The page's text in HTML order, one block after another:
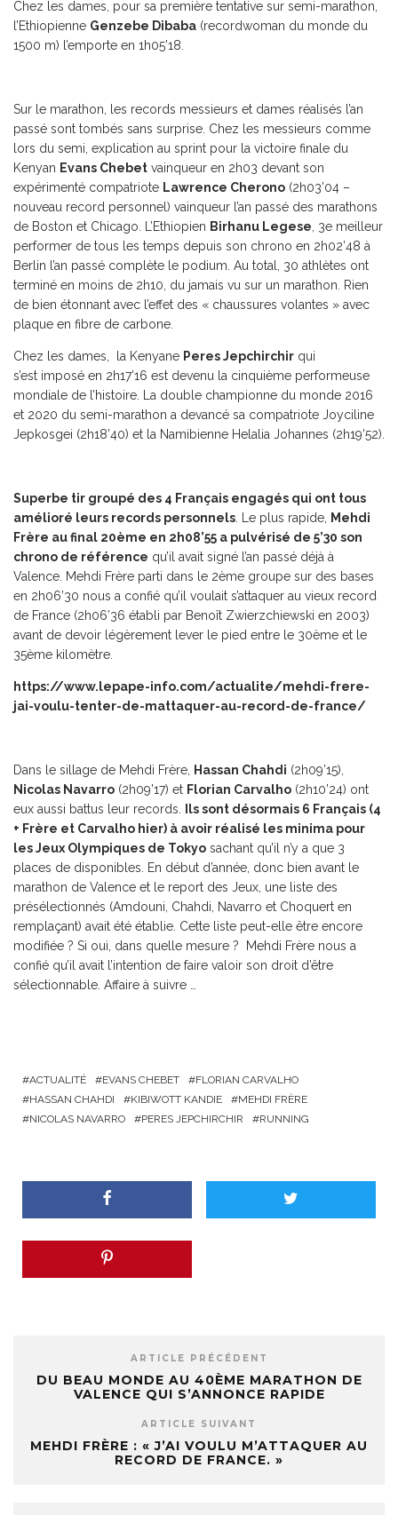
Chez les dames, pour sa première tentative sur semi-marathon,
l’Ethiopienne Genzebe Dibaba (recordwoman du monde du
1500 m) l’emporte en 1h05’18.
Sur le marathon, les records messieurs et dames réalisés l’an
passé sont tombés sans surprise. Chez les messieurs comme
lors du semi, explication au sprint pour la victoire finale du
Kenyan Evans Chebet vainqueur en 2h03 devant son
expérimenté compatriote Lawrence Cherono (2h03’04 –
nouveau record personnel) vainqueur l’an passé des marathons
de Boston et Chicago. L’Ethiopien Birhanu Legese , 3e meilleur
performer de tous les temps depuis son chrono en 2h02’48 à
Berlin l’an passé complète le podium. Au total, 30 athlètes ont
terminé en moins de 2h10, du jamais vu sur un marathon. Rien
de bien étonnant avec l’effet des « chaussures volantes » avec
plaque en fibre de carbone.
Chez les dames, la Kenyane Peres Jepchirchir qui
s’est imposé en 2h17’16 est devenu la cinquième performeuse
mondiale de l’histoire. La double championne du monde 2016
et 2020 du semi-marathon a devancé sa compatriote Joyciline
Jepkosgei (2h18’40) et la Namibienne Helalia Johannes (2h19’52).
Superbe tir groupé des 4 Français engagés qui ont tous
amélioré leurs records personnels . Le plus rapide,
Mehdi
Frère au final 20ème en 2h08’55 a pulvérisé de 5’30 son
chrono de référence qu’il avait signé l’an passé déjà à
Valence. Mehdi Frère parti dans le 2ème groupe sur des bases
en 2h06’30 nous a confié qu’il voulait s’attaquer au vieux record
de France (2h06’36 établi par Benoît Zwierzchiewski en 2003)
avant de devoir légèrement lever le pied entre le 30ème et le
35ème kilomètre.
https://www.lepape-info.com/actualite/mehdi-frere-
jai-voulu-tenter-de-mattaquer-au-record-de-france/
Dans le sillage de Mehdi Frère, Hassan Chahdi (2h09’15),
Nicolas Navarro (2h09’17) et Florian Carvalho (2h10’24) ont
eux aussi battus leur records.
Ils sont désormais 6 Français (4
+ Frère et Carvalho hier) à avoir réalisé les minima pour
les Jeux Olympiques de Tokyo sachant qu’il n’y a que 3
places de disponibles. En début d’année, donc bien avant le
marathon de Valence et le report des Jeux, une liste des
présélectionnés (Amdouni, Chahdi, Navarro et Choquert en
remplaçant) avait été établie. Cette liste peut-elle être encore
modifiée ? Si oui, dans quelle mesure ? Mehdi Frère nous a
confié qu’il avait l’intention de faire valoir son droit d’être
sélectionnable. Affaire à suivre …
ACTUALITÉ EVANS CHEBET
FLORIAN CARVALHO
HASSAN CHAHDI
KIBIWOTT KANDIE
MEHDI FRÈRE
NICOLAS NAVARRO
PERES JEPCHIRCHIR RUNNING
ARTICLE PRÉCÉDENT
DU BEAU MONDE AU 40ÈME MARATHON DE
VALENCE QUI S’ANNONCE RAPIDE
ARTICLE SUIVANT
MEHDI FRÈRE : « J’AI VOULU M’ATTAQUER AU
RECORD DE FRANCE. »